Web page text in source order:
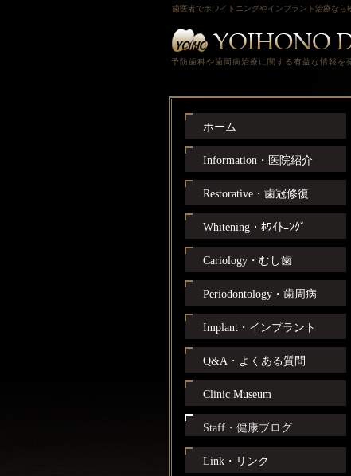
歯医者でホワイトニングやインプラント治療なら
予防歯科や歯周病治療に関する有益な情報を
ホーム
Information・医院紹介
Restorative・歯冠修復
Whitening・ﾎﾜｲﾄﾆﾝｸﾞ
Cariology・むし歯
Periodontology・歯周病
Implant・インプラント
Q&A・よくある質問
Clinic Museum
Staff・健康ブログ
Link・リンク